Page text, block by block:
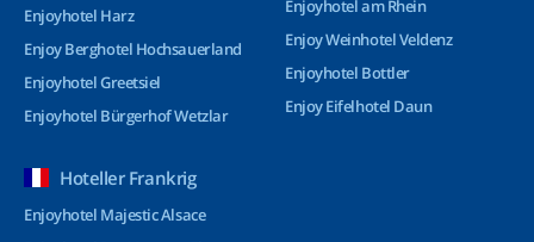
Enjoyhotel Harz
Enjoy Berghotel Hochsauerland
Enjoyhotel Greetsiel
Enjoyhotel Bürgerhof Wetzlar
Enjoyhotel am Rhein
Enjoy Weinhotel Veldenz
Enjoyhotel Bottler
Enjoy Eifelhotel Daun
Hoteller Frankrig
Enjoyhotel Majestic Alsace